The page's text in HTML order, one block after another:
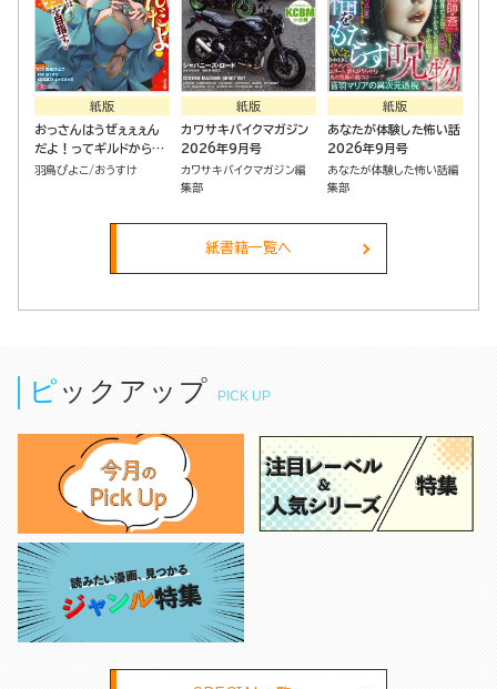
紙版
おっさんはうぜぇぇぇん
だよ！ってギルドから追
放したくせに、後から復
た俺はこっちで最強を目
羽鳥ぴよこ おうすけ
紙版
カワサキバイクマガジン
2026年9月号
カワサキバイクマガジン編
集部
紙版
あなたが体験した怖い話
2026年9月号
あなたが体験した怖い話編
集部
紙書籍一覧へ
ピックアップ PICK UP